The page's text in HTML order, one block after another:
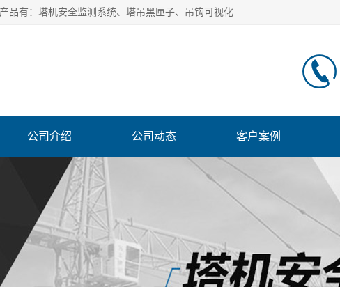
安徽赛芙智能科技有限公司是一家主营智慧化工地解决方案的企业，主营产品有：塔机安全监测系统、塔吊黑匣子、吊钩可视化、吊钩可视化系统、塔机安全监控系统、塔机黑匣子等。创建至今始终关注用户需求，为用户提供有的产品和服务。
公司介绍 公司动态 客户案例